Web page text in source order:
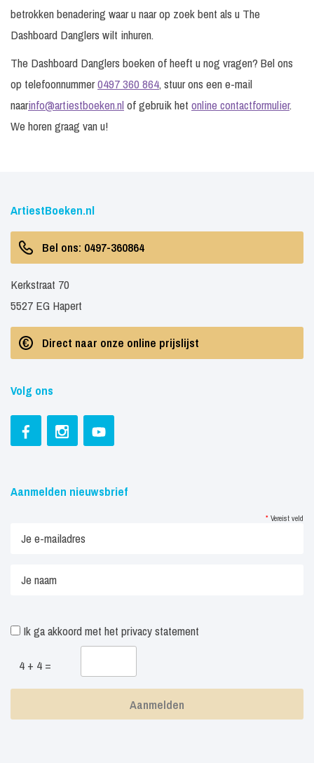
betrokken benadering waar u naar op zoek bent als u The
Dashboard Danglers wilt inhuren.
The Dashboard Danglers boeken of heeft u nog vragen? Bel ons
op telefoonnummer0497 360 864, stuur ons een e-mail
naarinfo@artiestboeken.nlof gebruik het online contactformulier.
We horen graag van u!
ArtiestBoeken.nl
Bel ons: 0497-360864
Kerkstraat 70
5527 EG Hapert
Direct naar onze online prijslijst
Volg ons
Aanmelden nieuwsbrief
* Vereist veld
Ik ga akkoord met het privacy statement
4 + 4 =